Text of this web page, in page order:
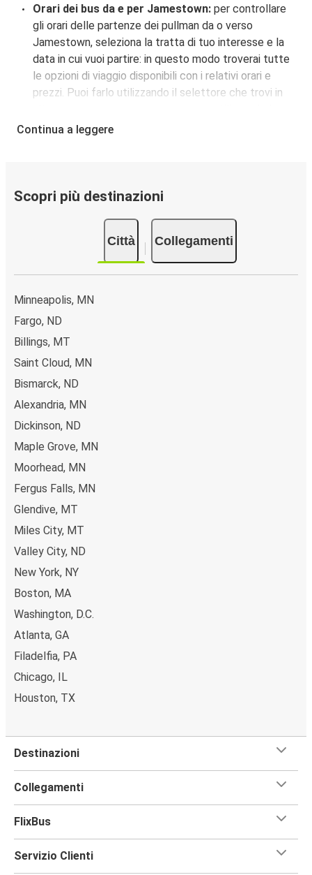
Orari dei bus da e per Jamestown: per controllare
gli orari delle partenze dei pullman da o verso
Jamestown, seleziona la tratta di tuo interesse e la
data in cui vuoi partire: in questo modo troverai tutte
le opzioni di viaggio disponibili con i relativi orari e
prezzi. Puoi farlo utilizzando il selettore che trovi in
nostra mappa interattiva
disponibile su questa pagina.
popolari sono: Fargo, Chicago, Minneapolis.
Continua a leggere
Scopri più destinazioni
Città Collegamenti
Minneapolis, MN
Fargo, ND
Billings, MT
Saint Cloud, MN
Bismarck, ND
Alexandria, MN
Dickinson, ND
Maple Grove, MN
Moorhead, MN
Fergus Falls, MN
Glendive, MT
Miles City, MT
Valley City, ND
New York, NY
Boston, MA
Washington, D.C.
Atlanta, GA
Filadelfia, PA
Chicago, IL
Houston, TX
Destinazioni
Collegamenti
FlixBus
Servizio Clienti